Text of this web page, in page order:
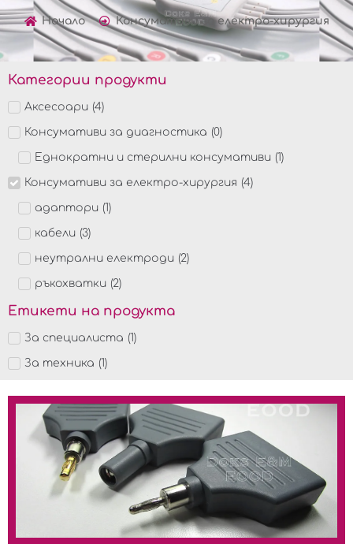
Начало Консумативи за електро-хирургия
Категории продукти
Аксесоари (4)
Консумативи за диагностика (0)
Еднократни и стерилни консумативи (1)
Консумативи за електро-хирургия (4)
адаптори (1)
кабели (3)
неутрални електроди (2)
ръкохватки (2)
Етикети на продукта
За специалиста (1)
За техника (1)